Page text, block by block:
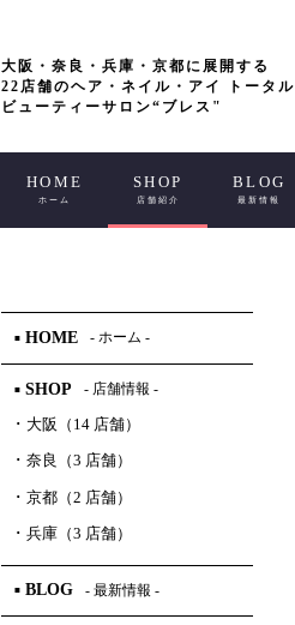
大阪・奈良・兵庫・京都に展開する
22店舗のヘア・ネイル・アイ トータル
ビューティーサロン“ブレス"
HOME
ホーム
SHOP
店舗紹介
BLOG
最新情報
■ HOME - ホーム -
■ SHOP - 店舗情報 -
･ 大阪（14 店舗）
･ 奈良（3 店舗）
･ 京都（2 店舗）
･ 兵庫（3 店舗）
■ BLOG - 最新情報 -